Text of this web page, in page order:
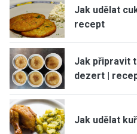
Jak udělat
recept
Jak připravit
dezert |
Jak udělat